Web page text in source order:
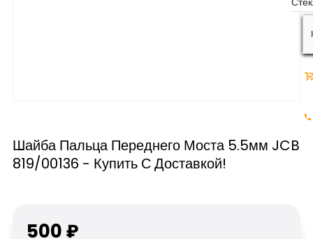
Шайба Пальца Переднего Моста 5.5мм JCB
819/00136 - Купить С Доставкой!
500 ₽